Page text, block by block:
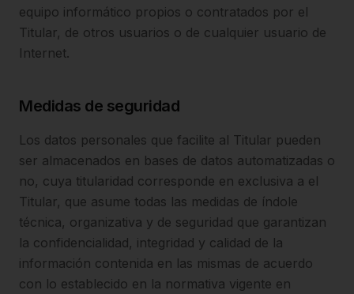
equipo informático propios o contratados por el
Titular, de otros usuarios o de cualquier usuario de
Internet.
Medidas de seguridad
Los datos personales que facilite al Titular pueden
ser almacenados en bases de datos automatizadas o
no, cuya titularidad corresponde en exclusiva a el
Titular, que asume todas las medidas de índole
técnica, organizativa y de seguridad que garantizan
la confidencialidad, integridad y calidad de la
información contenida en las mismas de acuerdo
con lo establecido en la normativa vigente en